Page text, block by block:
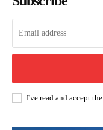
I've read and accept the